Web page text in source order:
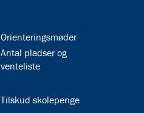
32.29:
Orienteringsmøder
32.31:
Antal pladser og
venteliste
32.34:
Tilskud skolepenge